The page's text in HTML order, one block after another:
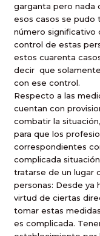
garganta pero nada
esos casos se pudo
número significativo
control de estas
estos cuarenta
decir que
con ese control.
Respecto a las
cuentan con
combatir la
para que los
correspondientes
complicada
tratarse de un lugar
personas: Desde
virtud de ciertas
tomar estas medidas
es complicada.